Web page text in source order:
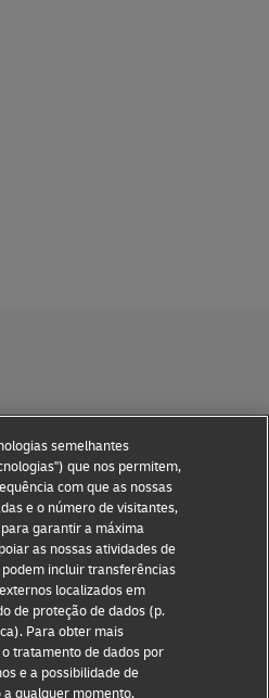
semelhantes
que nos permitem,
com que as nossas
e o número de visitantes,
garantir a máxima
as nossas atividades de
incluir transferências
localizados em
de proteção de dados (p.
Para obter mais
tratamento de dados por
e a possibilidade de
qualquer momento,